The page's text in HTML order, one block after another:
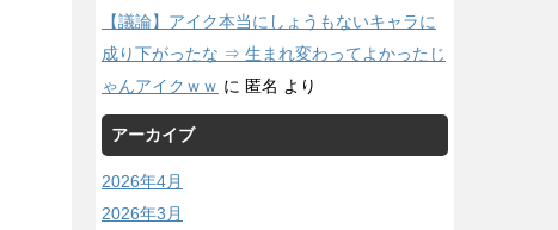
【議論】アイク本当にしょうもないキャラに
成り下がったな ⇒ 生まれ変わってよかったじ
ゃんアイクｗｗ に 匿名 より
アーカイブ
2026年4月
2026年3月